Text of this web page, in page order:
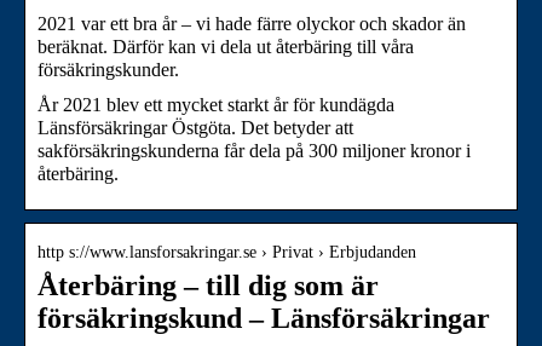
2021 var ett bra år – vi hade färre olyckor och skador än
beräknat. Därför kan vi dela ut återbäring till våra
försäkringskunder.
År 2021 blev ett mycket starkt år för kundägda
Länsförsäkringar Östgöta. Det betyder att
sakförsäkringskunderna får dela på 300 miljoner kronor i
återbäring.
http s://www.lansforsakringar.se › Privat › Erbjudanden
Återbäring – till dig som är
försäkringskund – Länsförsäkringar